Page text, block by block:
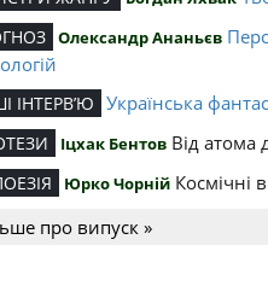
Олександр Ананьєв
ІНТЕРВ’Ю Українська
Іцхак Бентов Від атома
Юрко Чорній Космічні
про випуск »